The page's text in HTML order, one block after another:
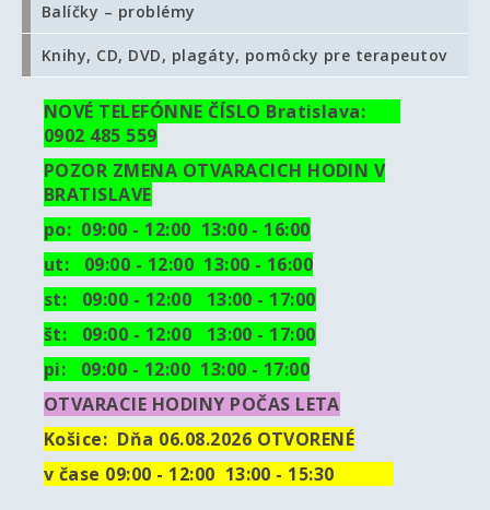
Balíčky – problémy
Knihy, CD, DVD, plagáty, pomôcky pre terapeutov
NOVÉ TELEFÓNNE ČÍSLO Bratislava:
0902 485 559
POZOR ZMENA OTVARACICH HODIN V
BRATISLAVE
po: 09:00 - 12:00 13:00 - 16:00
ut: 09:00 - 12:00 13:00 - 16:00
st: 09:00 - 12:00 13:00 - 17:00
št: 09:00 - 12:00 13:00 - 17:00
pi: 09:00 - 12:00 13:00 - 17:00
OTVARACIE HODINY POČAS LETA
Košice: Dňa 06.08.2026 OTVORENÉ
v čase 09:00 - 12:00 13:00 - 15:30